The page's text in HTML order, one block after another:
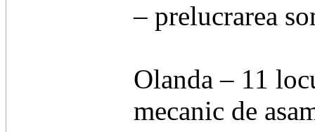
– prelucrarea
Olanda – 11
mecanic de